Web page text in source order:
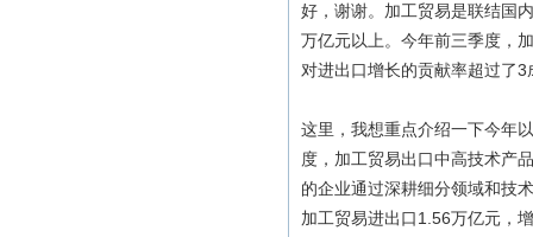
好，谢谢。加工贸易是联结国
万亿元以上。今年前三季度，
对进出口增长的贡献率超过了
这里，我想重点介绍一下今年
度，加工贸易出口中高技术产
的企业通过深耕细分领域和技
加工贸易进出口1.56万亿元，